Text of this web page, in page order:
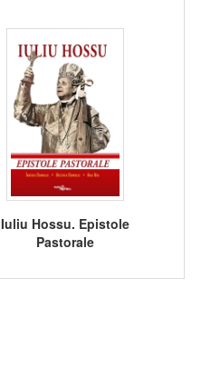
Iuliu Hossu. Epistole
Pastorale